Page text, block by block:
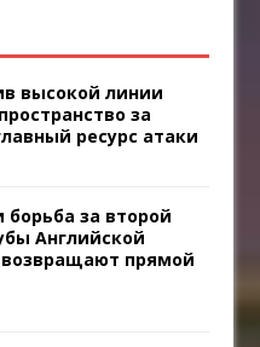
высокой линии
за
ресурс атаки
за второй
Английской
прямой